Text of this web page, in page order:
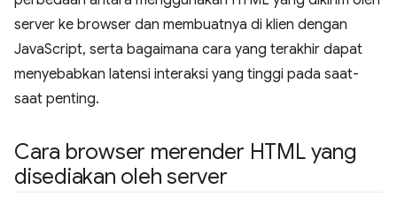
server ke browser dan membuatnya di klien dengan
JavaScript, serta bagaimana cara yang terakhir dapat
menyebabkan latensi interaksi yang tinggi pada saat-
saat penting.
Cara browser merender HTML yang
disediakan oleh server